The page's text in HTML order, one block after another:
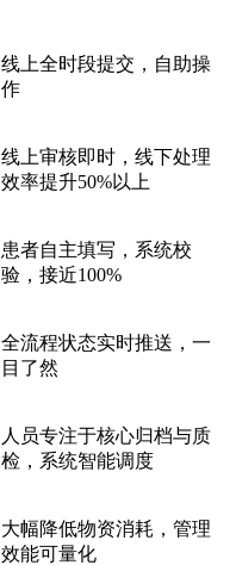
线上全时段提交，自助操
作
线上审核即时，线下处理
效率提升50%以上
患者自主填写，系统校
验，接近100%
全流程状态实时推送，一
目了然
人员专注于核心归档与质
检，系统智能调度
大幅降低物资消耗，管理
效能可量化